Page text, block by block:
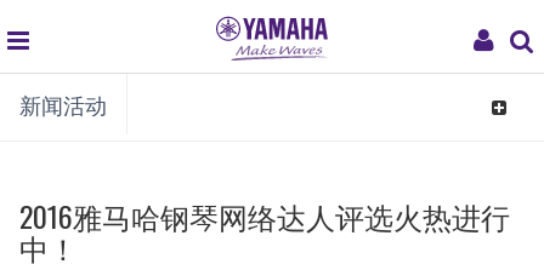
My
global
navigation
新闻活动
Toggle
2016雅马哈钢琴网络达人评选火热进行
中！